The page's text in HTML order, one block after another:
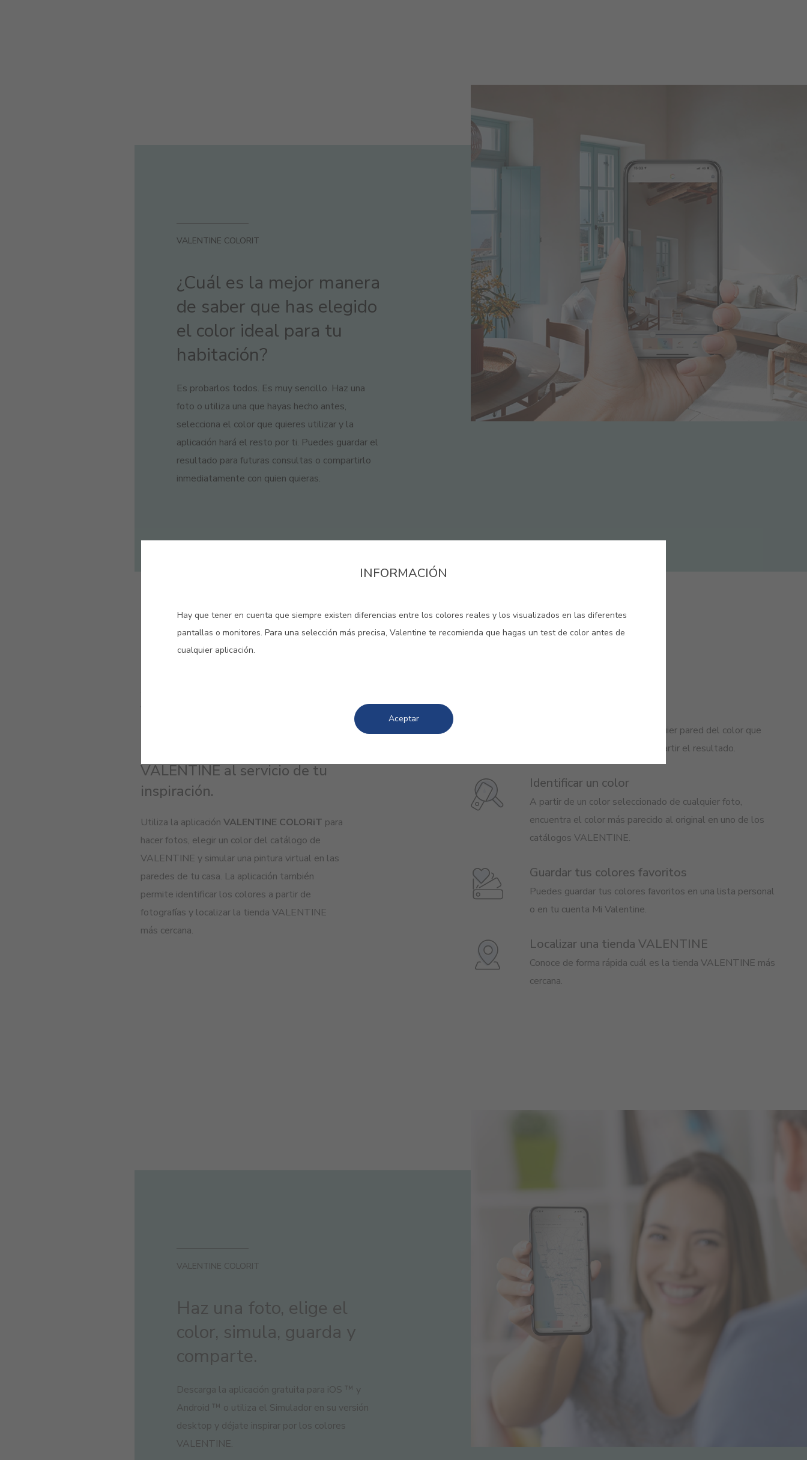
VALENTINE COLORIT
¿Cuál es la mejor manera
de saber que has elegido
el color ideal para tu
habitación?
Es probarlos todos. Es muy sencillo. Haz una
foto o utiliza una que hayas hecho antes,
selecciona el color que quieres utilizar y la
aplicación hará el resto por ti. Puedes guardar el
resultado para futuras consultas o compartirlo
inmediatamente con quien quieras.
VENTAJAS
VALENTINE al servicio de tu
inspiración.
Utiliza la aplicación VALENTINE COLORiT para
hacer fotos, elegir un color del catálogo de
VALENTINE y simular una pintura virtual en las
paredes de tu casa. La aplicación también
permite identificar los colores a partir de
fotografías y localizar la tienda VALENTINE
más cercana.
Haz una fotografia y pinta cualquier pared del color que
quieras. Puedes guardar o compartir el resultado.
Identificar un color
A partir de un color seleccionado de cualquier foto,
encuentra el color más parecido al original en uno de los
catálogos VALENTINE.
Guardar tus colores favoritos
Puedes guardar tus colores favoritos en una lista personal
o en tu cuenta Mi Valentine.
Localizar una tienda VALENTINE
Conoce de forma rápida cuál es la tienda VALENTINE más
cercana.
VALENTINE COLORIT
Haz una foto, elige el
color, simula, guarda y
comparte.
Descarga la aplicación gratuita para iOS ™ y
Android ™ o utiliza el Simulador en su versión
desktop y déjate inspirar por los colores
VALENTINE.
INFORMACIÓN
Hay que tener en cuenta que siempre existen diferencias entre los colores reales y los visualizados en las diferentes
pantallas o monitores. Para una selección más precisa, Valentine te recomienda que hagas un test de color antes de
cualquier aplicación.
Aceptar